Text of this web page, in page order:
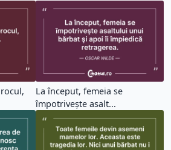
La început, femeia se
împotriveşte asalt...